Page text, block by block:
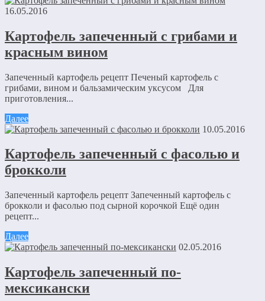
16.05.2016
Картофель запеченный с грибами и
красным вином
Запеченный картофель рецепт Печеный картофель с
грибами, вином и бальзамическим уксусом Для
приготовления...
Далее
10.05.2016
Картофель запеченный с фасолью и
брокколи
Запеченный картофель рецепт Запеченный картофель с
брокколи и фасолью под сырной корочкой Ещё один
рецепт...
Далее
02.05.2016
Картофель запеченный по-
мексикански